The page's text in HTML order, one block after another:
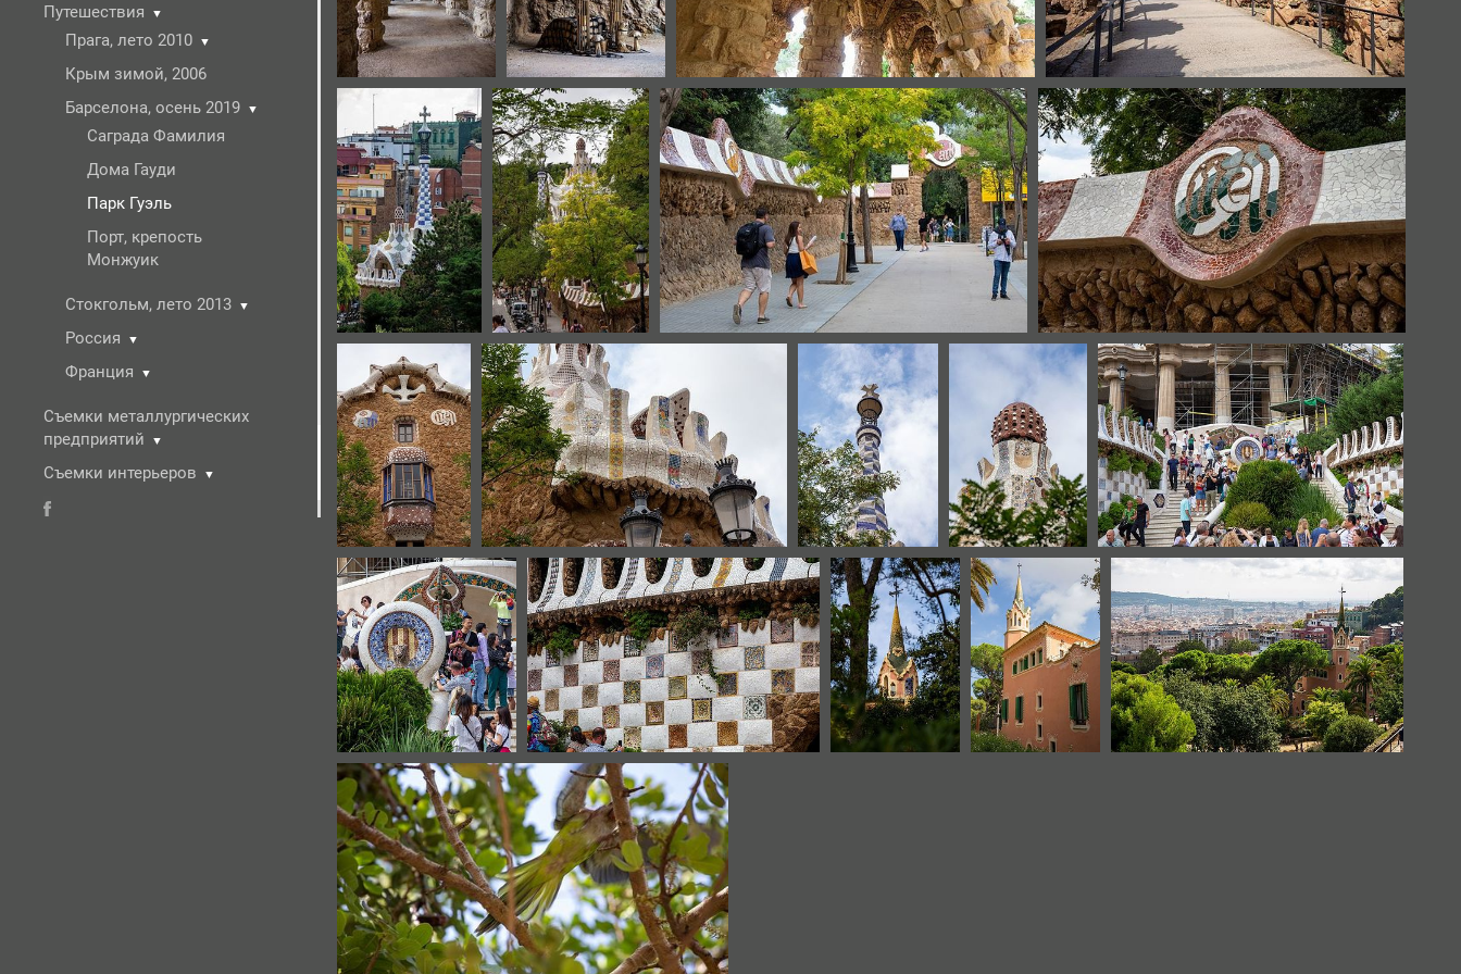
Путешествия ▼
Прага, лето 2010 ▼
Крым зимой, 2006
Барселона, осень 2019
▼
Саграда Фамилия
Дома Гауди
Парк Гуэль
Порт, крепость
Монжуик
Стокгольм, лето 2013 ▼
Россия ▼
Франция ▼
Съемки металлургических
предприятий
▼
Съемки интерьеров ▼